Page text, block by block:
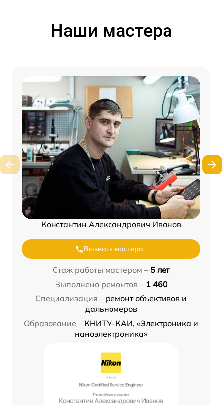
Наши мастера
Константин Александрович Иванов
Вызвать мастера
Стаж работы мастером – 5 лет
Выполнено ремонтов – 1 460
Специализация – ремонт объективов и
дальномеров
Образование – КНИТУ-КАИ, «Электроника и
наноэлектроника»